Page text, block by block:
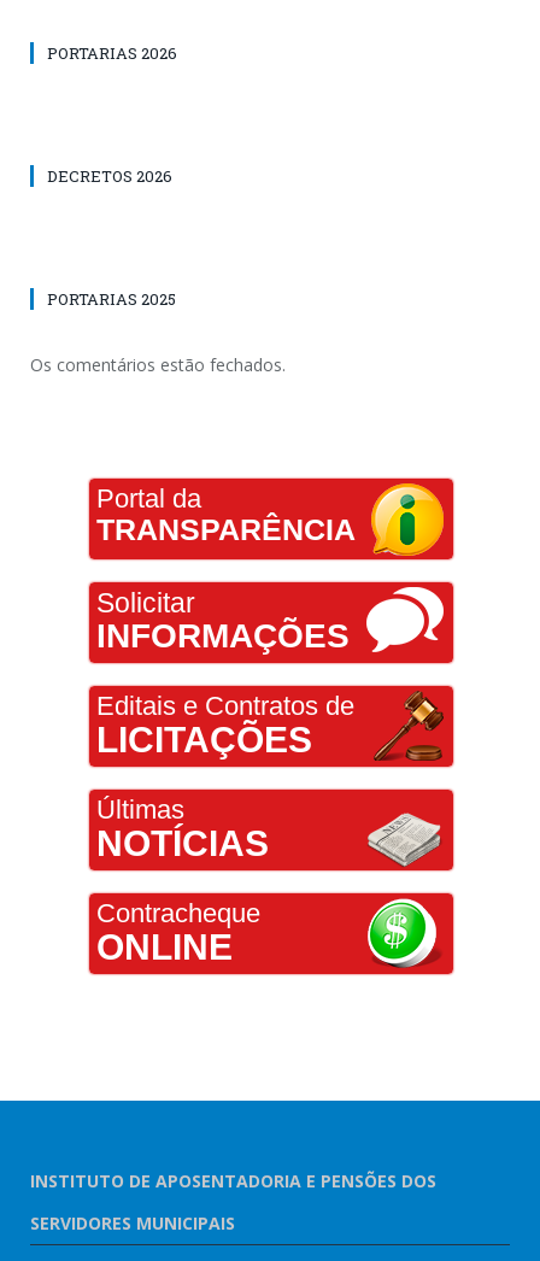
PORTARIAS 2026
DECRETOS 2026
PORTARIAS 2025
Os comentários estão fechados.
Portal da
TRANSPARÊNCIA
Solicitar
INFORMAÇÕES
Editais e Contratos de
LICITAÇÕES
Últimas
NOTÍCIAS
Contracheque
ONLINE
INSTITUTO DE APOSENTADORIA E PENSÕES DOS
SERVIDORES MUNICIPAIS